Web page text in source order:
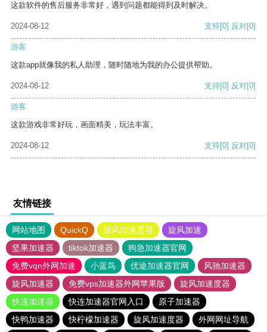
这款软件的售后服务非常好，遇到问题都能得到及时解决。
2024-08-12 支持[0] 反对[0]
游客
这款app就像我的私人助理，随时随地为我的办公提供帮助。
2024-08-12 支持[0] 反对[0]
游客
这款游戏非常好玩，画面精美，玩法丰富。
2024-08-12 支持[0] 反对[0]
友情链接
网站地图 QuickQ 旋风加速度器
旋风加速
坚果加速器
tiktok加速器
狗急加速器官网
免费vqn外网加速
小蓝鸟 优途加速器官网
风驰加速器
旋风加速器
免费vps加速器外网苹果版
旋风加速度器
快连加速器
快连加速器官网入口
原子加速器
快鸭加速器
快柠檬加速器 旋风加速度器
外网网址导航